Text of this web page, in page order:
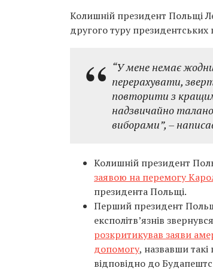
Колишній президент Польщі
другого туру президентських
“У мене немає
перерахувати,
повторити з
надзвичайно
виборами”, –
Колишній президент
заявою на перемогу
президента Польщі.
Перший президент
експолітв’язнів
розкритикував заяви
допомогу, назвавши
відповідно до